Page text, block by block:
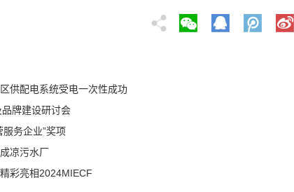
供配电系统受电一次性成功
牌建设研讨会
务企业”奖项
凉污水厂
彩亮相2024MIECF